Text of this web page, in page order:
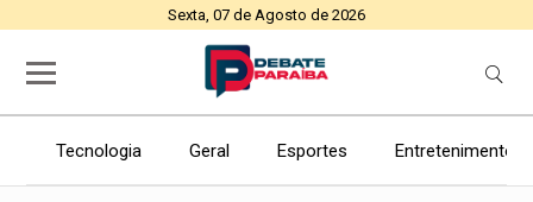
Sexta, 07 de Agosto de 2026
Tecnologia Geral Esportes Entretenimento